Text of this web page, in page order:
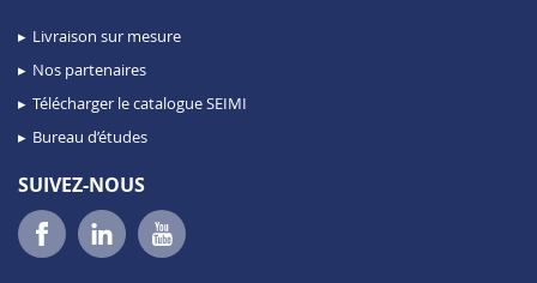
Livraison sur mesure
Nos partenaires
Télécharger le catalogue SEIMI
Bureau d’études
SUIVEZ-NOUS